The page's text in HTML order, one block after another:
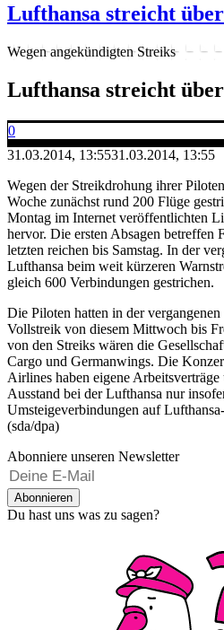
Lufthansa streicht
Wegen angekündigten Streiks
Lufthansa streicht
0
31.03.2014, 13:5531.03.2014, 13:55
Wegen der Streikdrohung ihrer
Woche zunächst rund 200 Flüge
Montag im Internet veröffentlichten
hervor. Die ersten Absagen betreffen
letzten reichen bis Samstag. In der
Lufthansa beim weit kürzeren
gleich 600 Verbindungen gestrichen.
Die Piloten hatten in der
Vollstreik von diesem Mittwoch bis
von den Streiks wären die
Cargo und Germanwings. Die
Airlines haben eigene
Ausstand bei der Lufthansa nur
Umsteigeverbindungen auf
(sda/dpa)
Abonniere unseren Newsletter
Abonnieren
Du hast uns was zu sagen?